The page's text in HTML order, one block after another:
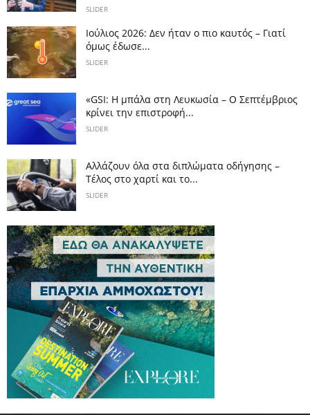
SLIDER
Ιούλιος 2026: Δεν ήταν ο πιο καυτός – Γιατί
όμως έδωσε...
SLIDER
«GSI: Η μπάλα στη Λευκωσία – Ο Σεπτέμβριος
κρίνει την επιστροφή...
SLIDER
Αλλάζουν όλα στα διπλώματα οδήγησης –
Τέλος στο χαρτί και το...
SLIDER